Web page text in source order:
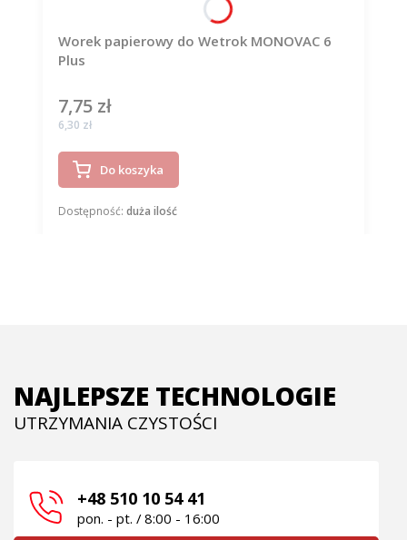
Worek papierowy do Wetrok MONOVAC 6
Plus
Cena
7,75 zł
Cena
6,30 zł
Do koszyka
Dostępność: duża ilość
NAJLEPSZE TECHNOLOGIE
UTRZYMANIA CZYSTOŚCI
+48 510 10 54 41
pon. - pt. / 8:00 - 16:00